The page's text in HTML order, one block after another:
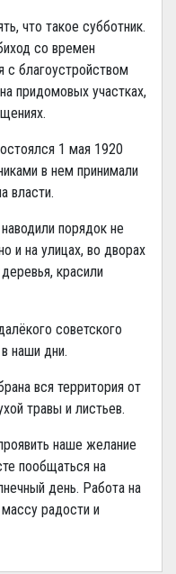
что такое субботник.
со времен
с благоустройством
придомовых участках,
1 мая 1920
в нем принимали
власти.
порядок не
и на улицах, во дворах
красили
советского
наши дни.
вся территория от
травы и листьев.
наше желание
пообщаться на
день. Работа на
радости и